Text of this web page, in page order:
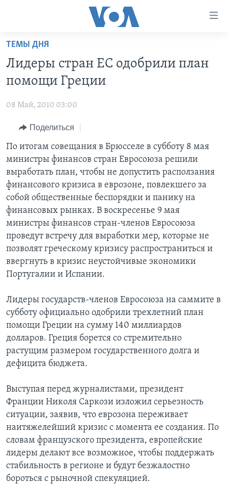
Перейти
основной
контент
навигации
Перейти
поиск
ПРОГРАММЫ
НОВОСТИ ЗА МИНУТУ
ИТОГИ
ПОЧЕМУ ЭТО ВАЖНО?
ДИСКУССИЯ VOA
ДЕТАЛИ
НЬЮ-ЙОРК NEW YORK
АМЕРИКА. БОЛЬШОЕ ПУТЕШЕСТВИЕ
УЧИМ АНГЛИЙСКИЙ
НАША АМЕРИКАНСКАЯ ИСТОРИЯ
А КАК В АМЕРИКЕ?
АРТЕФАКТЫ
АМЕРИКАНСКИЕ ГОРОДКИ
ТЕСТЫ
ЭКСПЕРТИЗА
ИНТЕРВЬЮ
ФАКТЫ ПРОТИВ ФЕЙКОВ
ЗА СВОБОДУ ПРЕССЫ
УЧИМ АНГЛИЙСКИЙ
ВИДЕО
ПОДПИСКА НА НОВОСТИ
Learning English
СОЦИАЛЬНЫЕ СЕТИ
Языки
ТЕМЫ ДНЯ
Лидеры стран ЕС одобрили план
помощи Греции
08 Май, 2010 03:00
Поделиться
По итогам совещания в Брюсселе в субботу 8 мая
министры финансов стран Евросоюза решили
выработать план, чтобы не допустить расползания
финансового кризиса в еврозоне, повлекшего за
собой общественные беспорядки и панику на
финансовых рынках. В воскресенье 9 мая
министры финансов стран-членов Евросоюза
проведут встречу для выработки мер, которые не
позволят греческому кризису распространиться и
ввергнуть в кризис неустойчивые экономики
Португалии и Испании.
Лидеры государств-членов Евросоюза на саммите в
субботу официально одобрили трехлетний план
помощи Греции на сумму 140 миллиардов
долларов. Греция борется со стремительно
растущим размером государственного долга и
дефицита бюджета.
Выступая перед журналистами, президент
Франции Николя Саркози изложил серьезность
ситуации, заявив, что еврозона переживает
наитяжелейший кризис с момента ее создания. По
словам французского президента, европейские
лидеры делают все возможное, чтобы поддержать
стабильность в регионе и будут безжалостно
бороться с рыночной спекуляцией.